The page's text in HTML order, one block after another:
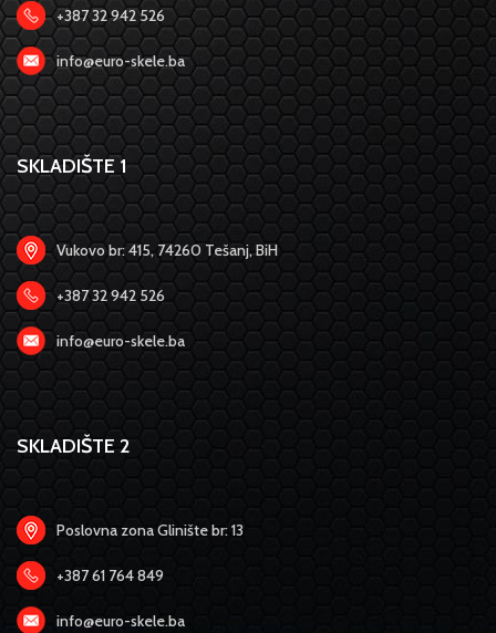
+387 32 942 526
info@euro-skele.ba
SKLADIŠTE 1
Vukovo br: 415, 74260 Tešanj, BiH
+387 32 942 526
info@euro-skele.ba
SKLADIŠTE 2
Poslovna zona Glinište br: 13
+387 61 764 849
info@euro-skele.ba